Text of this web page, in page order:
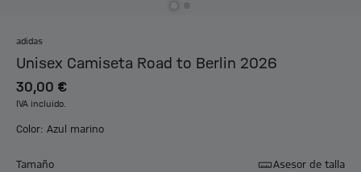
adidas
Unisex Camiseta Road to Berlin 2026
30,00 €
IVA incluido.
Color: Azul marino
Tamaño Asesor de talla